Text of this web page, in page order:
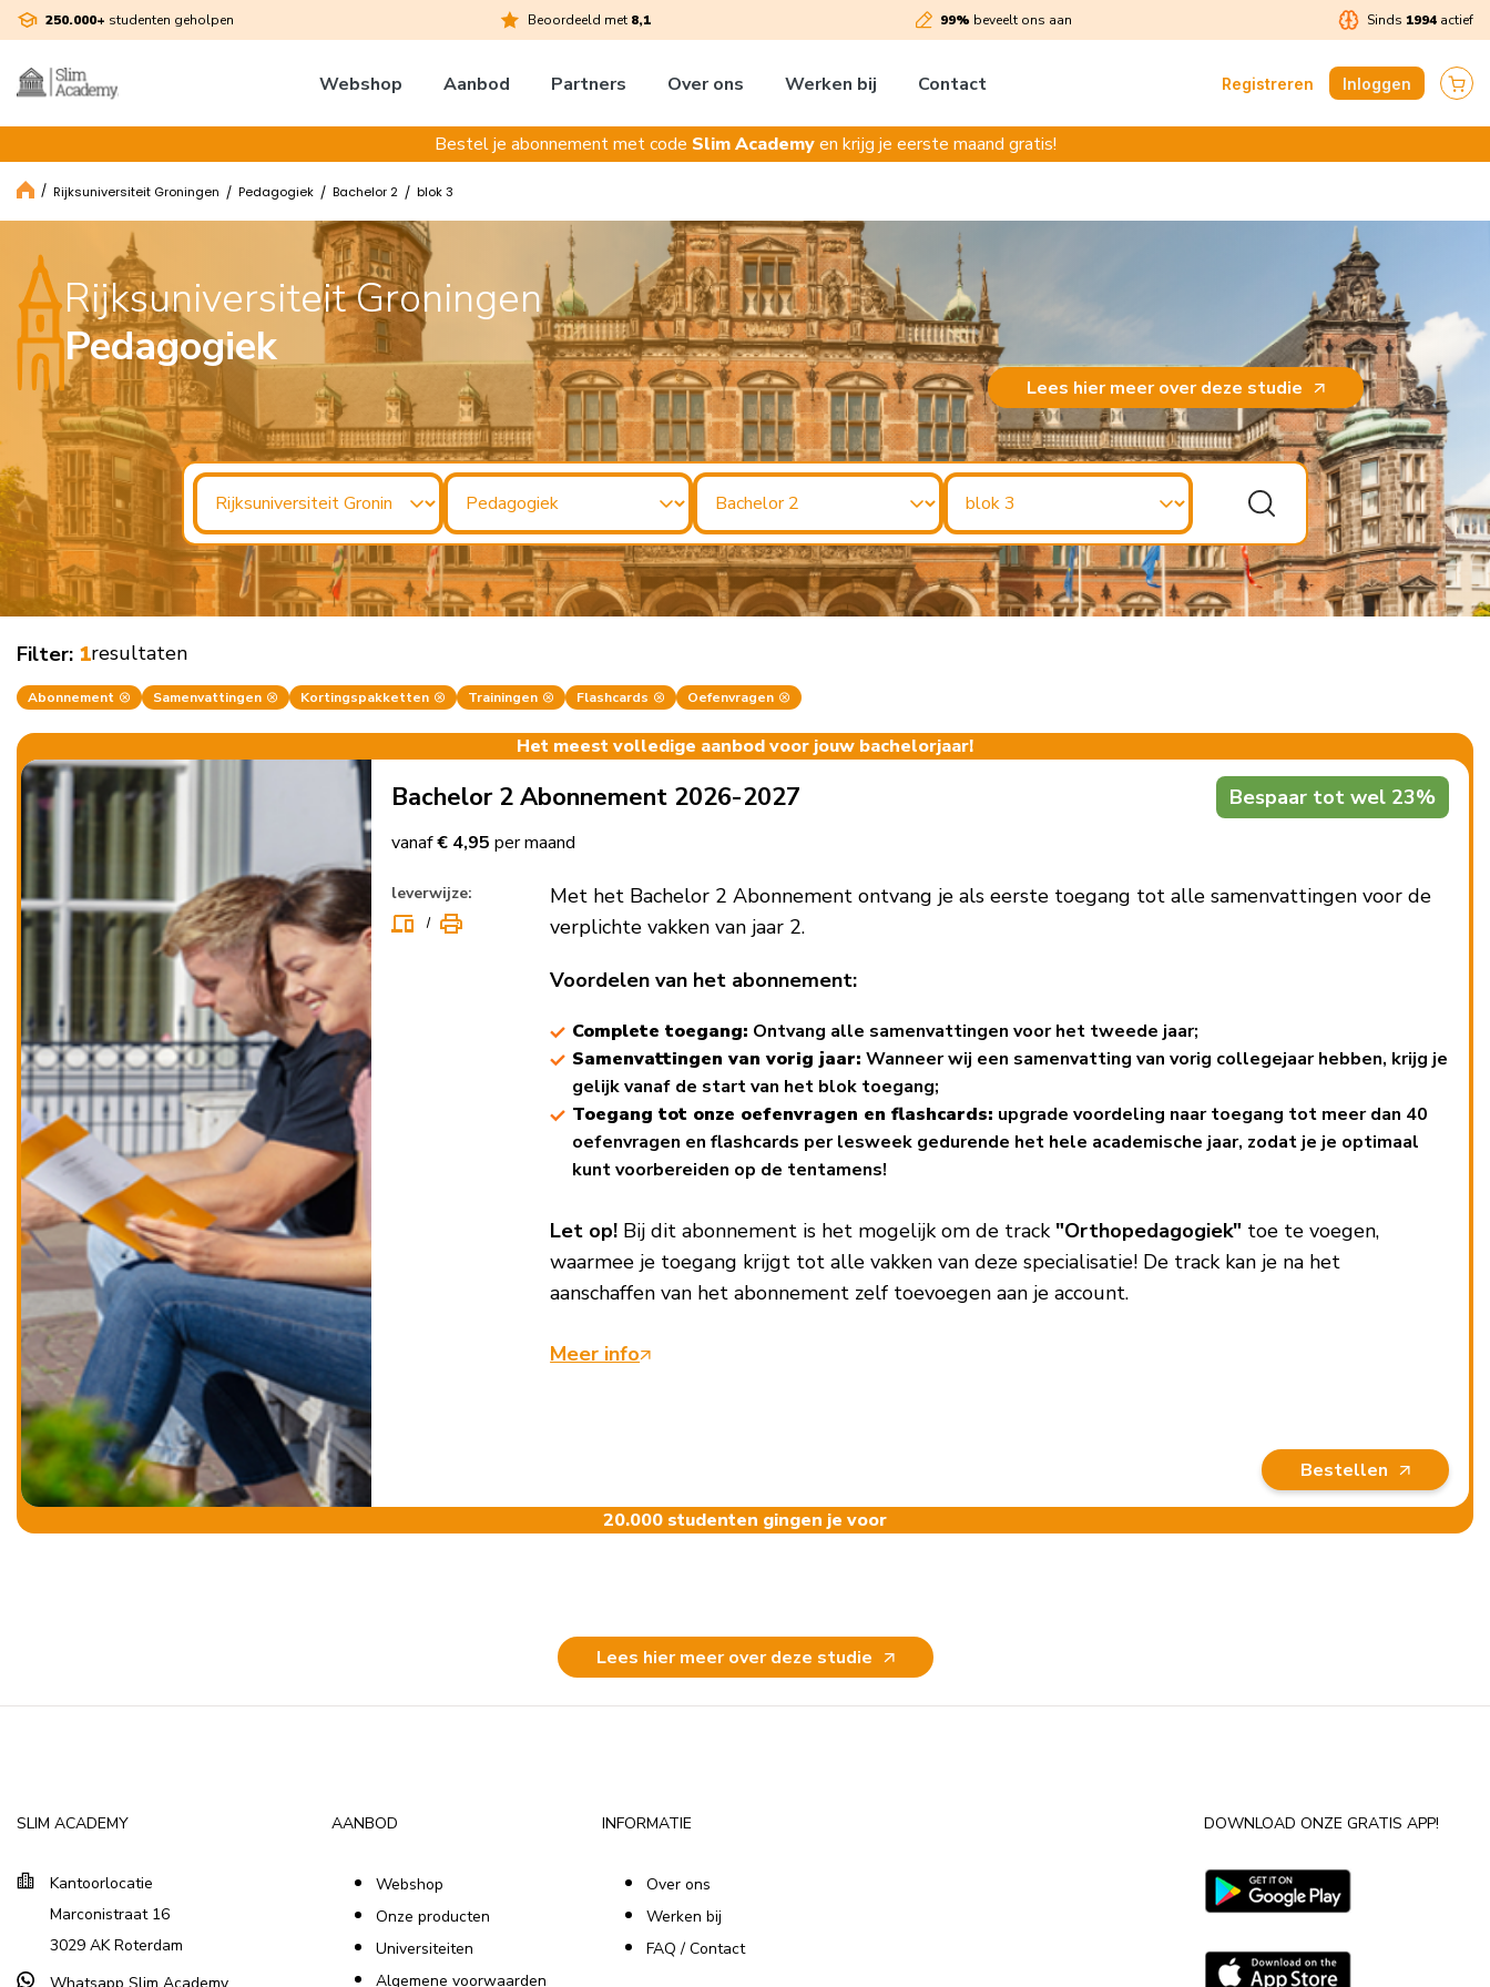
250.000+ studenten geholpen Beoordeeld met 8,1 99% beveelt ons aan Sinds 1994actief
Webshop Aanbod Partners Over ons Werken bij Contact Registreren Inloggen
Bestel je abonnement met code Slim Academyen krijg je eerste maand gratis!
Rijksuniversiteit Groningen Pedagogiek Bachelor 2 blok 3
Rijksuniversiteit Groningen
Pedagogiek
Lees hier meer over deze studie
Filter: 1resultaten
Abonnement Samenvattingen Kortingspakketten Trainingen Flashcards Oefenvragen
Het meest volledige aanbod voor jouw bachelorjaar!
Bachelor 2 Abonnement 2026-2027 Bespaar tot wel 23%
vanaf€ 4,95 per maand
leverwijze:
Met het Bachelor 2 Abonnement ontvang je als eerste toegang tot alle samenvattingen voor de
verplichte vakken van jaar 2.
Voordelen van het abonnement:
Complete toegang: Ontvang alle samenvattingen voor het tweede jaar;
Samenvattingen van vorig jaar: Wanneer wij een samenvatting van vorig collegejaar hebben, krijg je
gelijk vanaf de start van het blok toegang;
Toegang tot onze oefenvragen en flashcards: upgrade voordeling naar toegang tot meer dan 40
oefenvragen en flashcards per lesweek gedurende het hele academische jaar, zodat je je optimaal
kunt voorbereiden op de tentamens!
Let op! Bij dit abonnement is het mogelijk om de track "Orthopedagogiek" toe te voegen,
waarmee je toegang krijgt tot alle vakken van deze specialisatie! De track kan je na het
aanschaffen van het abonnement zelf toevoegen aan je account.
Meer info
Bestellen
20.000 studenten gingen je voor
Lees hier meer over deze studie
SLIM ACADEMY
Kantoorlocatie
Marconistraat 16
3029 AK Roterdam
AANBOD
Webshop
Onze producten
Universiteiten
Algemene voorwaarden
INFORMATIE
Over ons
Werken bij
FAQ / Contact
DOWNLOAD ONZE GRATIS APP!